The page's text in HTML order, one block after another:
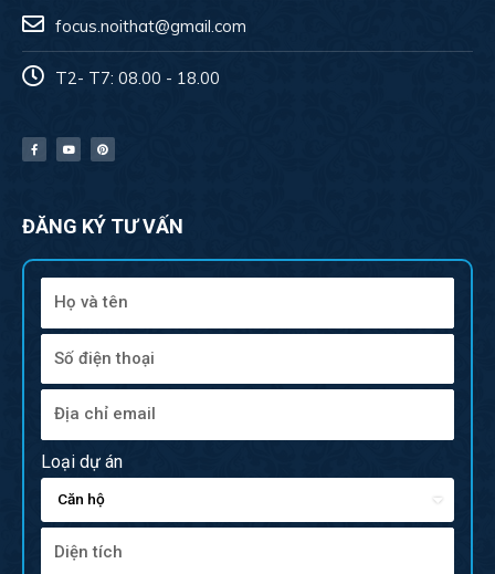
focus.noithat@gmail.com
T2- T7: 08.00 - 18.00
ĐĂNG KÝ TƯ VẤN
Loại dự án